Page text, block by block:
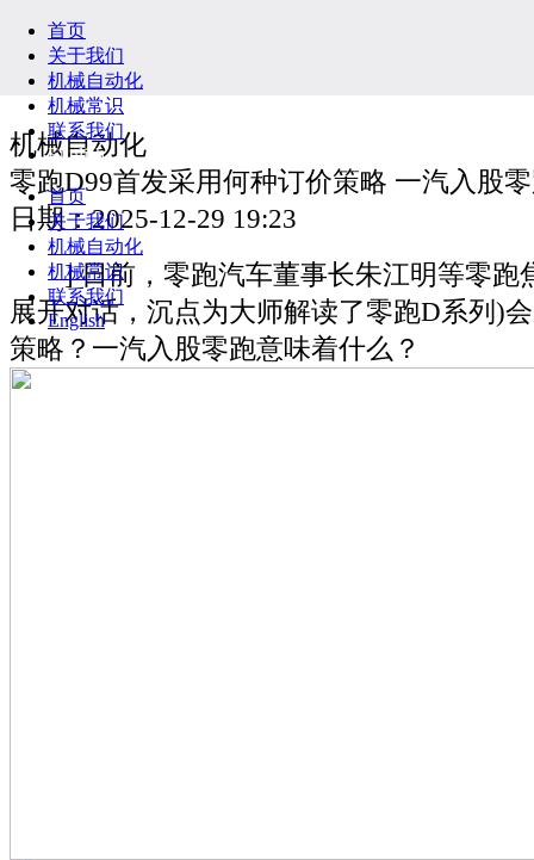
首页
关于我们
机械自动化
机械常识
联系我们
English
首页
关于我们
机械自动化
机械常识
联系我们
English
机械自动化
零跑D99首发采用何种订价策略 一汽入股
日期：2025-12-29 19:23
] 日前，零跑汽车董事长朱江明等零跑
展开对话，沉点为大师解读了零跑D系列)
策略？一汽入股零跑意味着什么？